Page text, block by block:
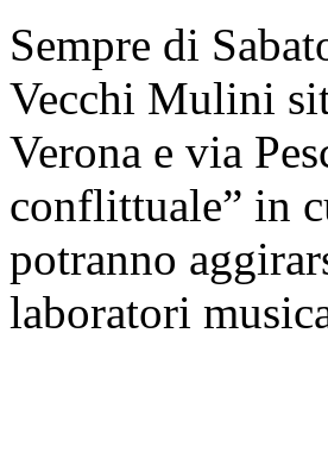
Sempre di
Vecchi Mulini
Verona e via
conflittuale” in
potranno
laboratori